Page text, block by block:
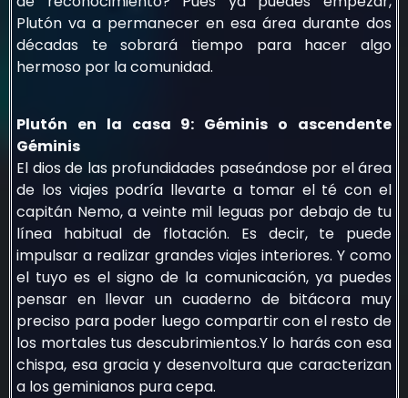
Plutón va a permanecer en esa área durante dos
décadas te sobrará tiempo para hacer algo
hermoso por la comunidad.
Plutón en la casa 9: Géminis o ascendente
Géminis
El dios de las profundidades paseándose por el área
de los viajes podría llevarte a tomar el té con el
capitán Nemo, a veinte mil leguas por debajo de tu
línea habitual de flotación. Es decir, te puede
impulsar a realizar grandes viajes interiores. Y como
el tuyo es el signo de la comunicación, ya puedes
pensar en llevar un cuaderno de bitácora muy
preciso para poder luego compartir con el resto de
los mortales tus descubrimientos.Y lo harás con esa
chispa, esa gracia y desenvoltura que caracterizan
a los geminianos pura cepa.